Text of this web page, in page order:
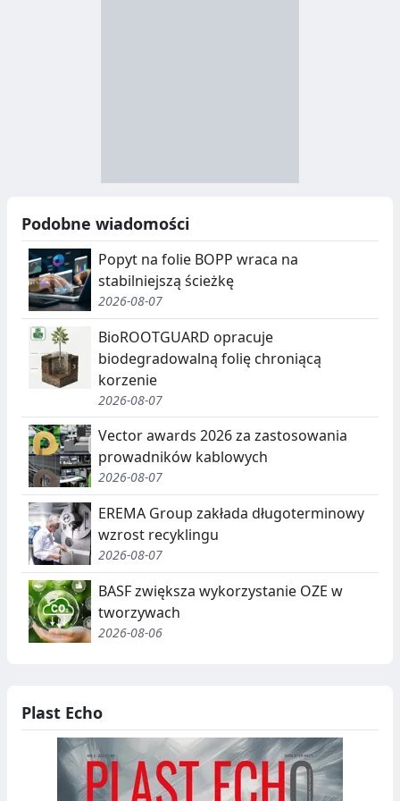
N
I
E
,
S
E
G
R
E
G
A
C
J
A
,
R
Y
K
B
U
C
J
A
Podobne wiadomości
Popyt na folie BOPP wraca na
stabilniejszą ścieżkę
2026-08-07
BioROOTGUARD opracuje
biodegradowalną folię chroniącą
korzenie
2026-08-07
Vector awards 2026 za zastosowania
prowadników kablowych
2026-08-07
EREMA Group zakłada długoterminowy
wzrost recyklingu
2026-08-07
BASF zwiększa wykorzystanie OZE w
tworzywach
2026-08-06
Plast Echo